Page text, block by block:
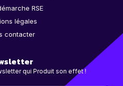
RSE
légales
contacter
qui Produit son effet !